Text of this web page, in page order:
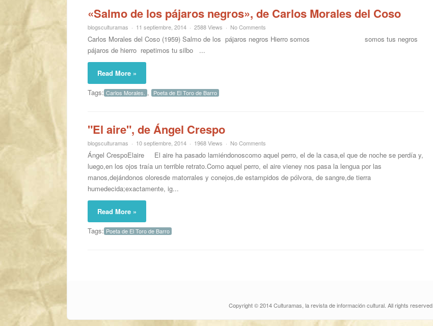
«Salmo de los pájaros negros», de Carlos Morales del Coso
blogsculturamas 11 septiembre, 2014 2588 Views No Comments
Carlos Morales del Coso (1959) Salmo de los pájaros negros Hierro somos somos tus negros
pájaros de hierro repetimos tu silbo ...
Read More »
Tags: Carlos Morales. , Poeta de El Toro de Barro
"El aire", de Ángel Crespo
blogsculturamas 10 septiembre, 2014 1968 Views No Comments
Ángel CrespoElaire El aire ha pasado lamiéndonoscomo aquel perro, el de la casa,el que de noche se perdía y,
luego,en los ojos traía un terrible retrato.Como aquel perro, el aire vieney nos pasa la lengua por las
manos,dejándonos oloresde matorrales y conejos,de estampidos de pólvora, de sangre,de tierra
humedecida;exactamente, ig...
Read More »
Tags: Poeta de El Toro de Barro
Copyright © 2014 Culturamas, la revista de información cultural. All rights reserved.